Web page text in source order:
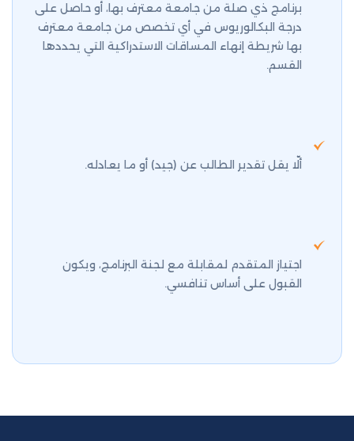
برنامج ذي صلة من جامعة معترف بها، أو حاصل على
درجة البكالوريوس في أي تخصص من جامعة معترف
بها شريطة إنهاء المساقات الاستدراكية التي يحددها
القسم.
ألّا يقل تقدير الطالب عن (جيد) أو ما يعادله.
اجتياز المتقدم لمقابلة مع لجنة البرنامج، ويكون
القبول على أساس تنافسي.